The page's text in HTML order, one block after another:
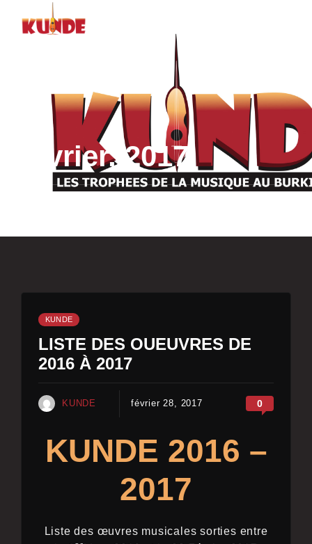
février, 2017
KUNDE
LISTE DES OUEUVRES DE
2016 À 2017
KUNDE février 28, 2017 0
KUNDE 2016 –
2017
Liste des œuvres musicales sorties entre